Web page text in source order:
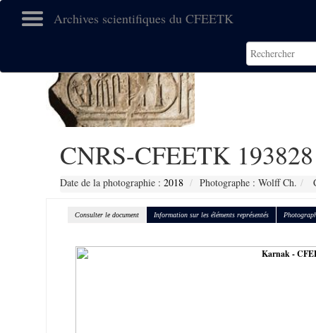
Archives scientifiques du CFEETK
CNRS-CFEETK 193828
Date de la photographie : 2018 Photographe : Wolff Ch.
Consulter le document Information sur les éléments représentés